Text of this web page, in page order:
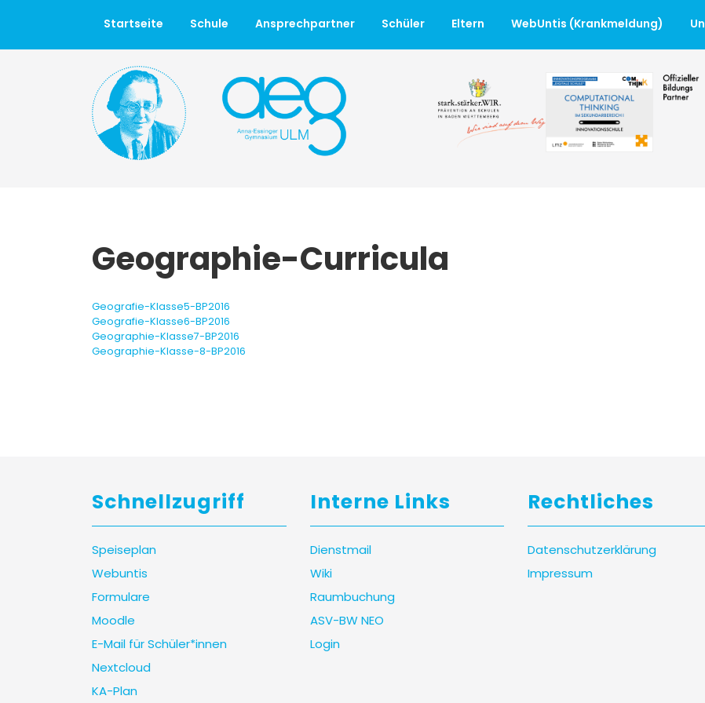
Startseite Schule Ansprechpartner Schüler Eltern WebUntis (Krankmeldung)
Geographie-Curricula
Geografie-Klasse5-BP2016
Geografie-Klasse6-BP2016
Geographie-Klasse7-BP2016
Geographie-Klasse-8-BP2016
Schnellzugriff
Speiseplan
Webuntis
Formulare
Moodle
E-Mail für Schüler*innen
Nextcloud
KA-Plan
Interne Links
Dienstmail
Wiki
Raumbuchung
ASV-BW NEO
Login
Rechtliches
Datenschutzerklärung
Impressum